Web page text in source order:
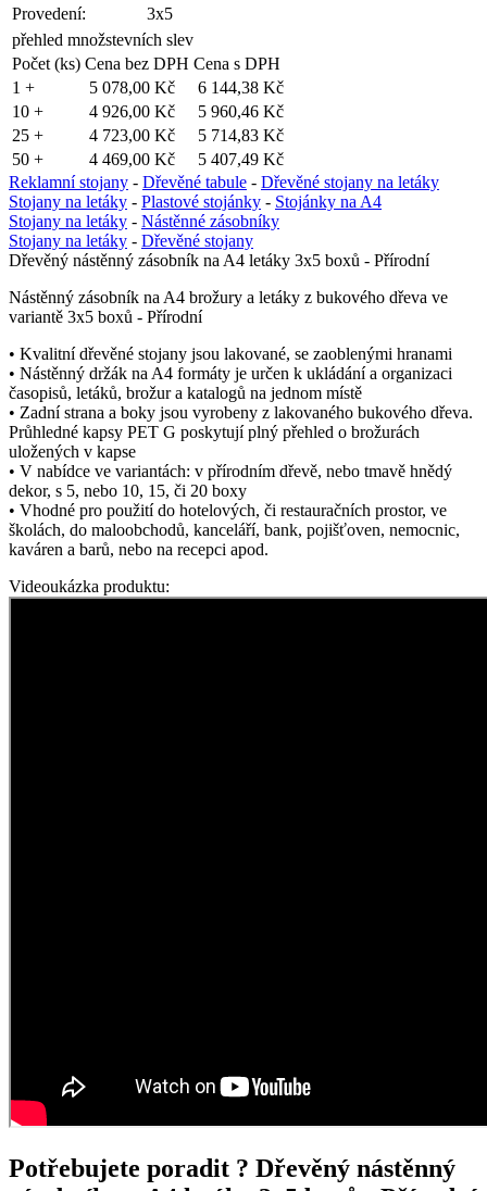
Provedení:
3x5
přehled množstevních slev
Počet (ks) Cena bez DPH Cena s DPH
1 +
5 078,00 Kč
6 144,38 Kč
10 +
4 926,00 Kč
5 960,46 Kč
25 +
4 723,00 Kč
5 714,83 Kč
50 +
4 469,00 Kč
5 407,49 Kč
Reklamní stojany - Dřevěné tabule - Dřevěné stojany na letáky
Stojany na letáky - Plastové stojánky - Stojánky na A4
Stojany na letáky - Nástěnné zásobníky
Stojany na letáky - Dřevěné stojany
Dřevěný nástěnný zásobník na A4 letáky 3x5 boxů - Přírodní
Nástěnný zásobník na A4 brožury a letáky z bukového dřeva ve
variantě 3x5 boxů - Přírodní
• Kvalitní dřevěné stojany jsou lakované, se zaoblenými hranami
• Nástěnný držák na A4 formáty je určen k ukládání a organizaci
časopisů, letáků, brožur a katalogů na jednom místě
• Zadní strana a boky jsou vyrobeny z lakovaného bukového dřeva.
Průhledné kapsy PET G poskytují plný přehled o brožurách
uložených v kapse
• V nabídce ve variantách: v přírodním dřevě, nebo tmavě hnědý
dekor, s 5, nebo 10, 15, či 20 boxy
• Vhodné pro použití do hotelových, či restauračních prostor, ve
školách, do maloobchodů, kanceláří, bank, pojišťoven, nemocnic,
kaváren a barů, nebo na recepci apod.
Videoukázka produktu:
Potřebujete poradit ? Dřevěný nástěnný